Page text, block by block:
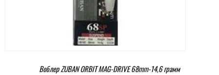
Воблер ZUBAN ORBIT MAG-DRIVE 68mm-14,6 грамм